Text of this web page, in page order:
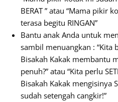
BERAT ” atau “Mama pikir
terasa begitu RINGAN”
Bantu anak Anda untuk
sambil menuangkan : “Kita
Bisakah Kakak membantu
penuh?” atau “Kita perlu
Bisakah Kakak mengisinya
sudah setengah cangkir!”